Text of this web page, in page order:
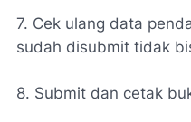
7. Cek ulang data
sudah disubmit tidak
8. Submit dan cetak